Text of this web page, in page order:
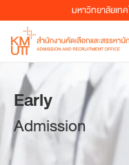
มหาวิทยาลัยเท
Early
Admission
security)
เลือก “คุกกี้และข้อมูล
จัดการคุกกี้ได้ 3 วิธี ดั
เลือก “ลบข้อ
ทั้งหมด หรือ
เลือก “จัดการข้
ไม่ต้องการให้จัด
เลือก “จัดการ